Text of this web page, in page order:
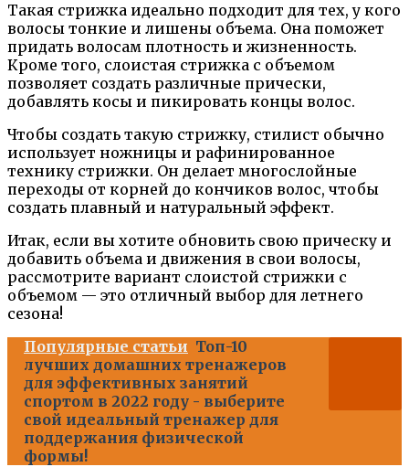
Такая стрижка идеально подходит для тех, у кого
волосы тонкие и лишены объема. Она поможет
придать волосам плотность и жизненность.
Кроме того, слоистая стрижка с объемом
позволяет создать различные прически,
добавлять косы и пикировать концы волос.
Чтобы создать такую стрижку, стилист обычно
использует ножницы и рафинированное
технику стрижки. Он делает многослойные
переходы от корней до кончиков волос, чтобы
создать плавный и натуральный эффект.
Итак, если вы хотите обновить свою прическу и
добавить объема и движения в свои волосы,
рассмотрите вариант слоистой стрижки с
объемом — это отличный выбор для летнего
сезона!
Популярные статьи Топ-10
лучших домашних тренажеров
для эффективных занятий
спортом в 2022 году - выберите
свой идеальный тренажер для
поддержания физической
формы!